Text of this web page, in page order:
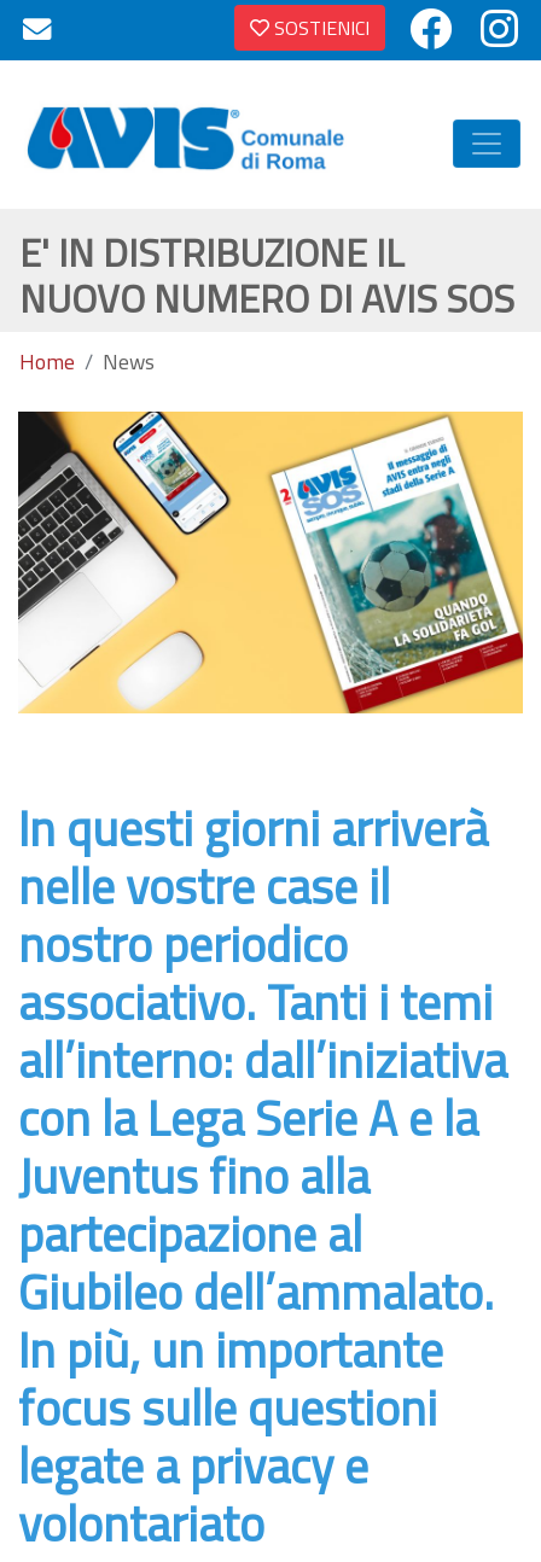
SOSTIENICI
E' IN DISTRIBUZIONE IL
NUOVO NUMERO DI AVIS SOS
Home News
In questi giorni arriverà
nelle vostre case il
nostro periodico
associativo. Tanti i temi
all’interno: dall’iniziativa
con la Lega Serie A e la
Juventus fino alla
partecipazione al
Giubileo dell’ammalato.
In più, un importante
focus sulle questioni
legate a privacy e
volontariato